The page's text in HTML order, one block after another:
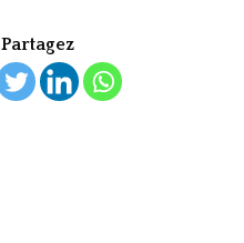
Partagez